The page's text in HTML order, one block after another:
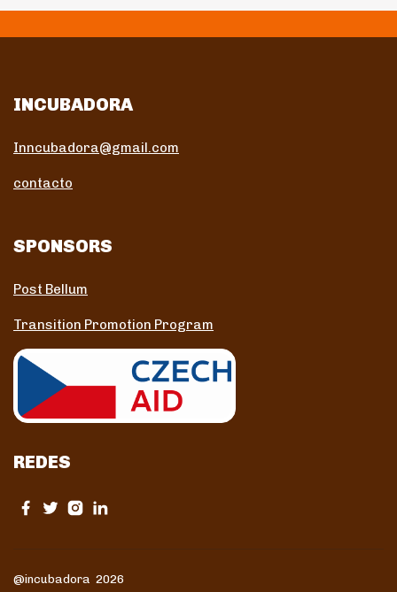
INCUBADORA
Inncubadora@gmail.com
contacto
SPONSORS
Post Bellum
Transition Promotion Program
REDES
@incubadora 2026